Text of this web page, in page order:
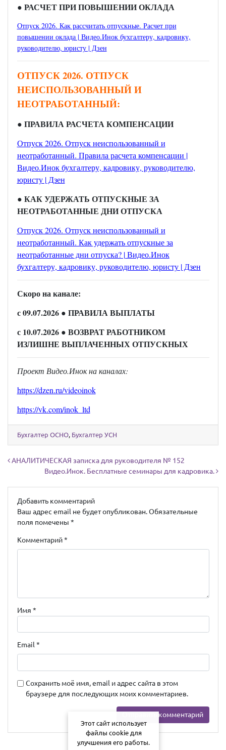
● РАСЧЕТ ПРИ ПОВЫШЕНИИ ОКЛАДА
Отпуск 2026. Как рассчитать отпускные. Расчет при
повышении оклада | Видео.Инок бухгалтеру, кадровику,
руководителю, юристу | Дзен
ОТПУСК 2026. ОТПУСК
НЕИСПОЛЬЗОВАННЫЙ И
НЕОТРАБОТАННЫЙ:
● ПРАВИЛА РАСЧЕТА КОМПЕНСАЦИИ
Отпуск 2026. Отпуск неиспользованный и
неотработанный. Правила расчета компенсации |
Видео.Инок бухгалтеру, кадровику, руководителю,
юристу | Дзен
● КАК УДЕРЖАТЬ ОТПУСКНЫЕ ЗА
НЕОТРАБОТАННЫЕ ДНИ ОТПУСКА
Отпуск 2026. Отпуск неиспользованный и
неотработанный. Как удержать отпускные за
неотработанные дни отпуска? | Видео.Инок
бухгалтеру, кадровику, руководителю, юристу | Дзен
Скоро на канале:
с 09.07.2026 ● ПРАВИЛА ВЫПЛАТЫ
с 10.07.2026 ● ВОЗВРАТ РАБОТНИКОМ
ИЗЛИШНЕ ВЫПЛАЧЕННЫХ ОТПУСКНЫХ
Проект Видео.Инок на каналах:
https://dzen.ru/videoinok
https://vk.com/inok_ltd
Бухгалтер ОСНО, Бухгалтер УСН
Навигация по записям
АНАЛИТИЧЕСКАЯ записка для руководителя № 152
Видео.Инок. Бесплатные семинары для кадровика.
Добавить комментарий
Ваш адрес email не будет опубликован. Обязательные
поля помечены *
Комментарий*
Имя *
Email*
Сохранить моё имя, email и адрес сайта в этом
браузере для последующих моих комментариев.
Этот сайт использует
файлы cookie для
улучшения его работы.